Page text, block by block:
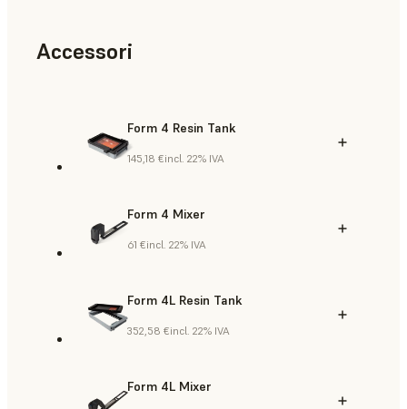
Accessori
Form 4 Resin Tank
145,18 €incl. 22% IVA
Form 4 Mixer
61 €incl. 22% IVA
Form 4L Resin Tank
352,58 €incl. 22% IVA
Form 4L Mixer